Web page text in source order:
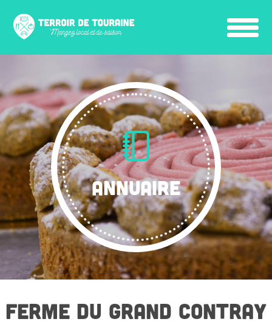
ANNUAIRE
FERME DU GRAND CONTRAY